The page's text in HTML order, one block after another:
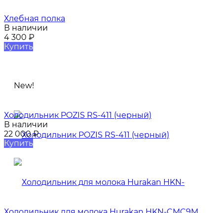
Хлебная полка
В наличии
4 300 ₽
Купить
New!
Холодильник POZIS RS-411 (черный)
В наличии
22 000₽
Купить